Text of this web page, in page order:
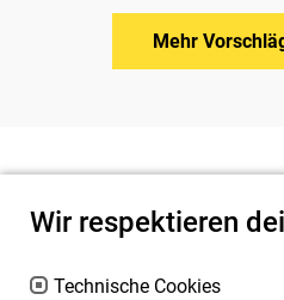
Mehr
Wir respektieren
Technische Cookies